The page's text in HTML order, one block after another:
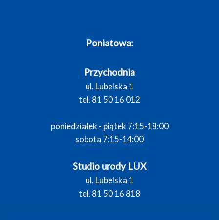
Poniatowa:
Przychodnia
ul. Lubelska 1
tel. 81 50 16 012
poniedziałek - piątek 7:15-18:00
sobota 7:15-14:00
Studio urody LUX
ul. Lubelska 1
tel. 81 50 16 818